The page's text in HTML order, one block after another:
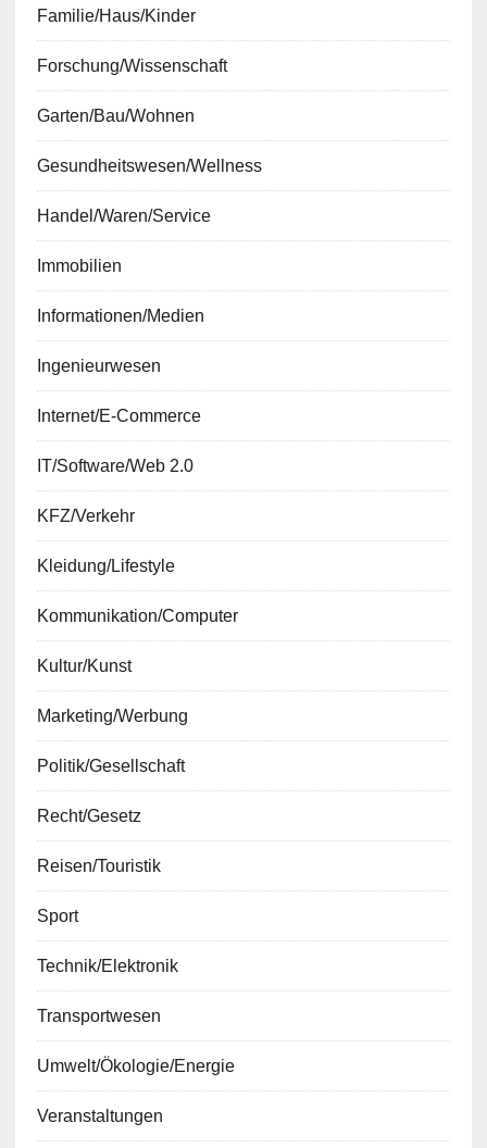
Familie/Haus/Kinder
Forschung/Wissenschaft
Garten/Bau/Wohnen
Gesundheitswesen/Wellness
Handel/Waren/Service
Immobilien
Informationen/Medien
Ingenieurwesen
Internet/E-Commerce
IT/Software/Web 2.0
KFZ/Verkehr
Kleidung/Lifestyle
Kommunikation/Computer
Kultur/Kunst
Marketing/Werbung
Politik/Gesellschaft
Recht/Gesetz
Reisen/Touristik
Sport
Technik/Elektronik
Transportwesen
Umwelt/Ökologie/Energie
Veranstaltungen